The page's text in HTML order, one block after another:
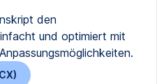
den
und optimiert mit